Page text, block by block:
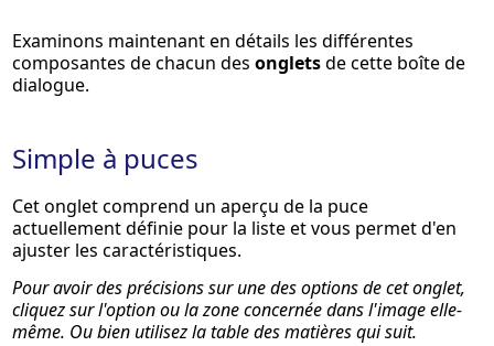
Examinons maintenant en détails les différentes
composantes de chacun desongletsde cette boîte de
dialogue.
Simple à puces
Cet onglet comprend un aperçu de la puce
actuellement définie pour la liste et vous permet d'en
ajuster les caractéristiques.
Pour avoir des précisions sur une des options de cet onglet,
cliquez sur l'option ou la zone concernée dans l'image elle-
même. Ou bien utilisez la table des matières qui suit.